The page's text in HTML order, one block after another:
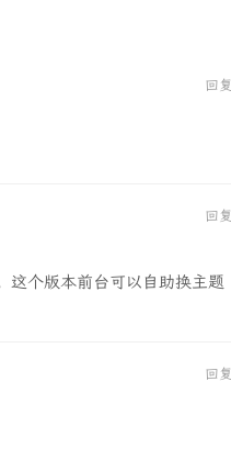
回复
这个版本前台可以自助换主题
回复
回复